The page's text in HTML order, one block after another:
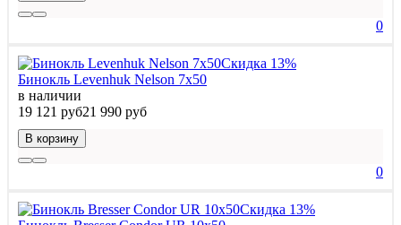
0
Скидка 13%
Бинокль Levenhuk Nelson 7x50
в наличии
19 121 руб21 990 руб
В корзину
0
Скидка 13%